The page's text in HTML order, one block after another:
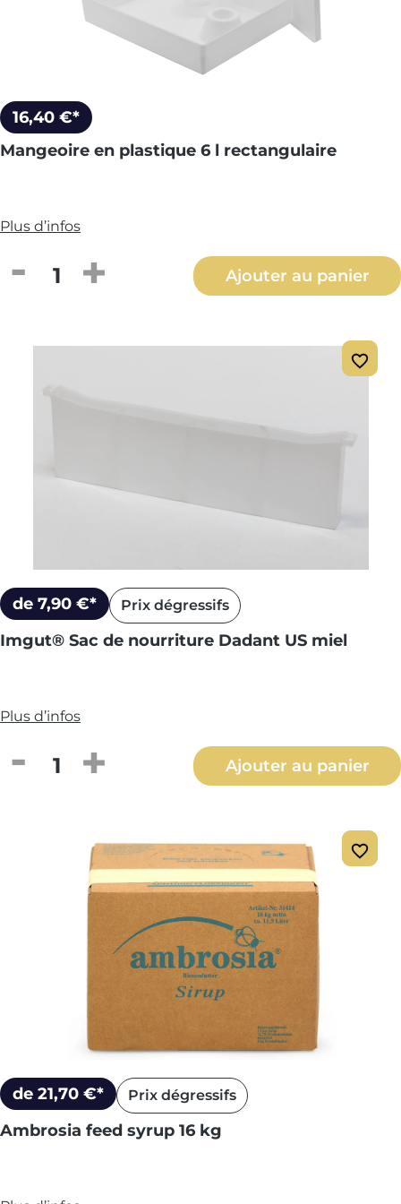
16,40 €*
Mangeoire en plastique 6 l rectangulaire
Plus d’infos
Quantité de produit : Entrez la
Ajouter au panier
de 7,90 €* Prix dégressifs
Imgut® Sac de nourriture Dadant US miel
Plus d’infos
Quantité de produit : Entrez la
Ajouter au panier
de 21,70 €* Prix dégressifs
Ambrosia feed syrup 16 kg